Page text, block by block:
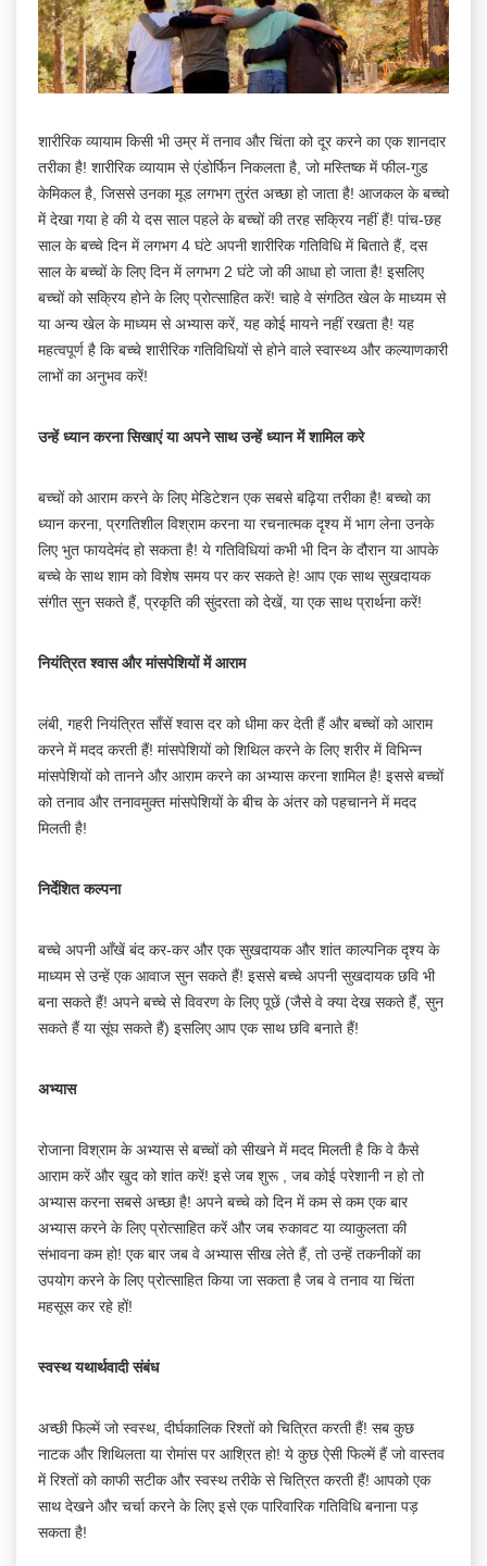
शारीरिक व्यायाम किसी भी उम्र में तनाव और चिंता को दूर करने का एक शानदार
तरीका है! शारीरिक व्यायाम से एंडोर्फिन निकलता है, जो मस्तिष्क में फील-गुड
केमिकल है, जिससे उनका मूड लगभग तुरंत अच्छा हो जाता है! आजकल के बच्चो
में देखा गया हे की ये दस साल पहले के बच्चों की तरह सक्रिय नहीं हैं! पांच-छह
साल के बच्चे दिन में लगभग 4 घंटे अपनी शारीरिक गतिविधि में बिताते हैं, दस
साल के बच्चों के लिए दिन में लगभग 2 घंटे जो की आधा हो जाता है! इसलिए
बच्चों को सक्रिय होने के लिए प्रोत्साहित करें! चाहे वे संगठित खेल के माध्यम से
या अन्य खेल के माध्यम से अभ्यास करें, यह कोई मायने नहीं रखता है! यह
महत्वपूर्ण है कि बच्चे शारीरिक गतिविधियों से होने वाले स्वास्थ्य और कल्याणकारी
लाभों का अनुभव करें!
उन्हें ध्यान करना सिखाएं या अपने साथ उन्हें ध्यान में शामिल करे
बच्चों को आराम करने के लिए मेडिटेशन एक सबसे बढ़िया तरीका है! बच्चो का
ध्यान करना, प्रगतिशील विश्राम करना या रचनात्मक दृश्य में भाग लेना उनके
लिए भुत फायदेमंद हो सकता है! ये गतिविधियां कभी भी दिन के दौरान या आपके
बच्चे के साथ शाम को विशेष समय पर कर सकते हे! आप एक साथ सुखदायक
संगीत सुन सकते हैं, प्रकृति की सुंदरता को देखें, या एक साथ प्रार्थना करें!
नियंत्रित श्वास और मांसपेशियों में आराम
लंबी, गहरी नियंत्रित साँसें श्वास दर को धीमा कर देती हैं और बच्चों को आराम
करने में मदद करती हैं! मांसपेशियों को शिथिल करने के लिए शरीर में विभिन्न
मांसपेशियों को तानने और आराम करने का अभ्यास करना शामिल है! इससे बच्चों
को तनाव और तनावमुक्त मांसपेशियों के बीच के अंतर को पहचानने में मदद
मिलती है!
निर्देशित कल्पना
बच्चे अपनी आँखें बंद कर-कर और एक सुखदायक और शांत काल्पनिक दृश्य के
माध्यम से उन्हें एक आवाज सुन सकते हैं! इससे बच्चे अपनी सुखदायक छवि भी
बना सकते हैं! अपने बच्चे से विवरण के लिए पूछें (जैसे वे क्या देख सकते हैं, सुन
सकते हैं या सूंघ सकते हैं) इसलिए आप एक साथ छवि बनाते हैं!
अभ्यास
रोजाना विश्राम के अभ्यास से बच्चों को सीखने में मदद मिलती है कि वे कैसे
आराम करें और खुद को शांत करें! इसे जब शुरू , जब कोई परेशानी न हो तो
अभ्यास करना सबसे अच्छा है! अपने बच्चे को दिन में कम से कम एक बार
अभ्यास करने के लिए प्रोत्साहित करें और जब रुकावट या व्याकुलता की
संभावना कम हो! एक बार जब वे अभ्यास सीख लेते हैं, तो उन्हें तकनीकों का
उपयोग करने के लिए प्रोत्साहित किया जा सकता है जब वे तनाव या चिंता
महसूस कर रहे हों!
स्वस्थ यथार्थवादी संबंध
अच्छी फिल्में जो स्वस्थ, दीर्घकालिक रिश्तों को चित्रित करती हैं! सब कुछ
नाटक और शिथिलता या रोमांस पर आश्रित हो! ये कुछ ऐसी फिल्में हैं जो वास्तव
में रिश्तों को काफी सटीक और स्वस्थ तरीके से चित्रित करती हैं! आपको एक
साथ देखने और चर्चा करने के लिए इसे एक पारिवारिक गतिविधि बनाना पड़
सकता है!